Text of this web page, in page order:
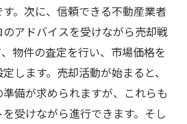
。次に、信頼できる不動産業者
アドバイスを受けながら売却戦
物件の査定を行い、市場価格を
します。売却活動が始まると、
備が求められますが、これらも
受けながら進行できます。そし